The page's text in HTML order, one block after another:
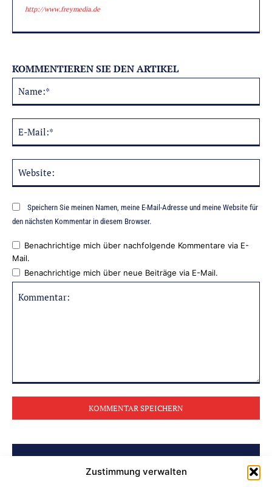
Zustimmung verwalten
http://www.freymedia.de
KOMMENTIEREN SIE DEN ARTIKEL
Speichern Sie meinen Namen, meine E-Mail-Adresse und meine Website für
den nächsten Kommentar in diesem Browser.
Benachrichtige mich über nachfolgende Kommentare via E-
Mail.
Benachrichtige mich über neue Beiträge via E-Mail.
BELIEBTE BEITRÄGE